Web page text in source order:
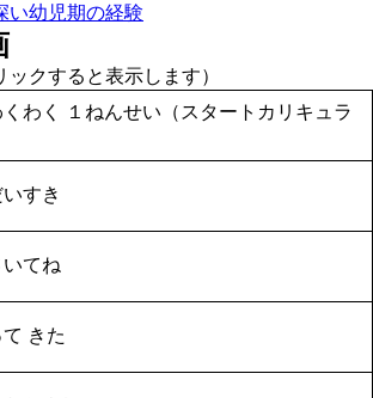
い幼児期の経験
クすると表示します）
わく １ねんせい（スタートカリキュラ
すき
てね
きた